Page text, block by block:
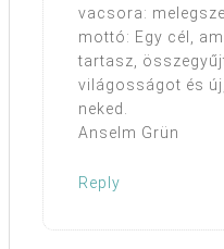
vacsora:
mottó: Egy cél,
tartasz,
világosságot és
neked.
Anselm Grün
Reply